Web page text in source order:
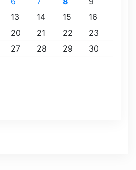
13 14 15
16
20 21 22
23
27 28 29
30